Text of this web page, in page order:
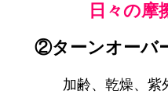
日々の摩
②ターンオーバ
加齢、乾燥、紫